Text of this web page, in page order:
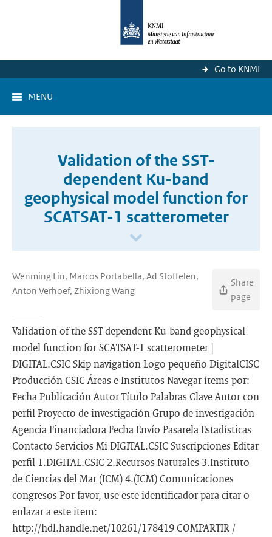
Go to KNMI
MENU
Validation of the SST-
dependent Ku-band
geophysical model function for
SCATSAT-1 scatterometer
Wenming Lin, Marcos Portabella, Ad Stoffelen,
Anton Verhoef, Zhixiong Wang
Share
page
Validation of the SST-dependent Ku-band geophysical
model function for SCATSAT-1 scatterometer |
DIGITAL.CSIC Skip navigation Logo pequeño DigitalCISC
Producción CSIC Áreas e Institutos Navegar ítems por:
Fecha Publicación Autor Título Palabras Clave Autor con
perfil Proyecto de investigación Grupo de investigación
Agencia Financiadora Fecha Envío Pasarela Estadísticas
Contacto Servicios Mi DIGITAL.CSIC Suscripciones Editar
perfil 1.DIGITAL.CSIC 2.Recursos Naturales 3.Instituto
de Ciencias del Mar (ICM) 4.(ICM) Comunicaciones
congresos Por favor, use este identificador para citar o
enlazar a este item:
http://hdl.handle.net/10261/178419 COMPARTIR /